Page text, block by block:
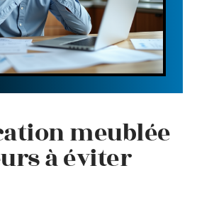
meublée
à éviter